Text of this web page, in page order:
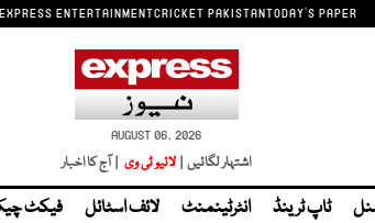
EXPRESS ENTERTAINMENTCRICKET PAKISTANTODAY'S PAPER
AUGUST 06, 2026
اشتہار لگائیں | لائیو ٹی وی | آج کا اخبار
ٹاپ ٹرینڈ انٹرٹینمنٹ لائف اسٹائل فیکٹ